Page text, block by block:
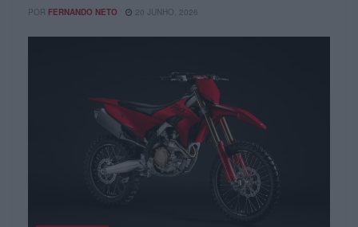
POR FERNANDO NETO 20 JUNHO, 2026